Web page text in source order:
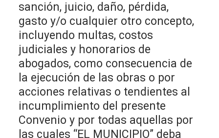
sanción, juicio, daño, pérdida,
gasto y/o cualquier otro concepto,
incluyendo multas, costos
judiciales y honorarios de
abogados, como consecuencia de
la ejecución de las obras o por
acciones relativas o tendientes al
incumplimiento del presente
Convenio y por todas aquellas por
las cuales “EL MUNICIPIO” deba